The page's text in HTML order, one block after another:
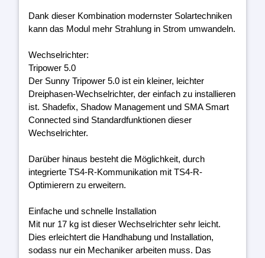
Dank dieser Kombination modernster Solartechniken
kann das Modul mehr Strahlung in Strom umwandeln.
Wechselrichter:
Tripower 5.0
Der Sunny Tripower 5.0 ist ein kleiner, leichter
Dreiphasen-Wechselrichter, der einfach zu installieren
ist. Shadefix, Shadow Management und SMA Smart
Connected sind Standardfunktionen dieser
Wechselrichter.
Darüber hinaus besteht die Möglichkeit, durch
integrierte TS4-R-Kommunikation mit TS4-R-
Optimierern zu erweitern.
Einfache und schnelle Installation
Mit nur 17 kg ist dieser Wechselrichter sehr leicht.
Dies erleichtert die Handhabung und Installation,
sodass nur ein Mechaniker arbeiten muss. Das